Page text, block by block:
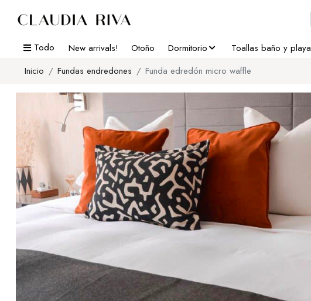
Todo New arrivals! Otoño Dormitorio
Toallas baño y playa
Inicio
Fundas endredones Funda edredón micro waffle